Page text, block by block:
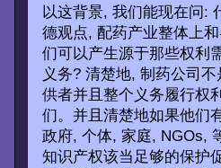
以这背景, 我们能现在问:
德观点, 配药产业整体上
们可以产生源于那些权利
义务? 清楚地, 制药公司
供者并且整个义务履行权
们。并且清楚地如果他们
政府, 个体, 家庭, NGOs,
知识产权该当足够的保护